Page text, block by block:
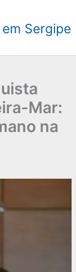
Sergipe
Mar:
na